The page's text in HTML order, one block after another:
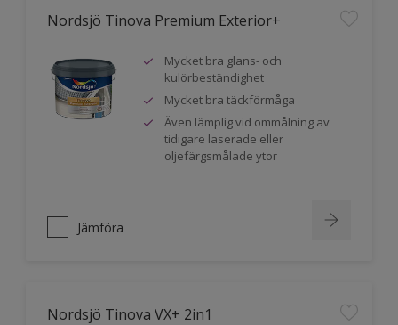
Nordsjö Tinova Premium Exterior+
Mycket bra glans- och
kulörbeständighet
Mycket bra täckförmåga
Även lämplig vid ommålning av
tidigare laserade eller
oljefärgsmålade ytor
Jämföra
Nordsjö Tinova VX+ 2in1